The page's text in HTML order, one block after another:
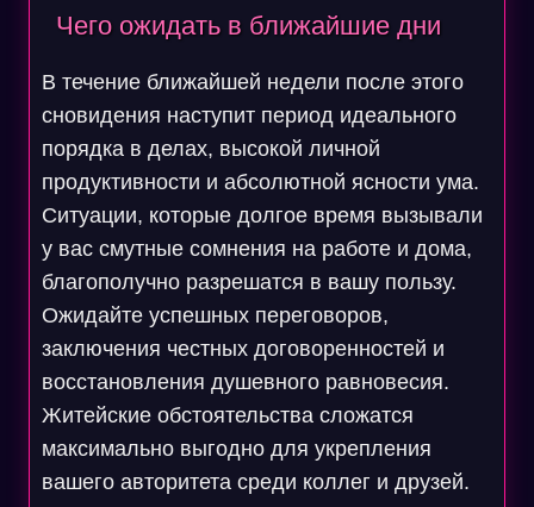
Чего ожидать в ближайшие дни
В течение ближайшей недели после этого
сновидения наступит период идеального
порядка в делах, высокой личной
продуктивности и абсолютной ясности ума.
Ситуации, которые долгое время вызывали
у вас смутные сомнения на работе и дома,
благополучно разрешатся в вашу пользу.
Ожидайте успешных переговоров,
заключения честных договоренностей и
восстановления душевного равновесия.
Житейские обстоятельства сложатся
максимально выгодно для укрепления
вашего авторитета среди коллег и друзей.